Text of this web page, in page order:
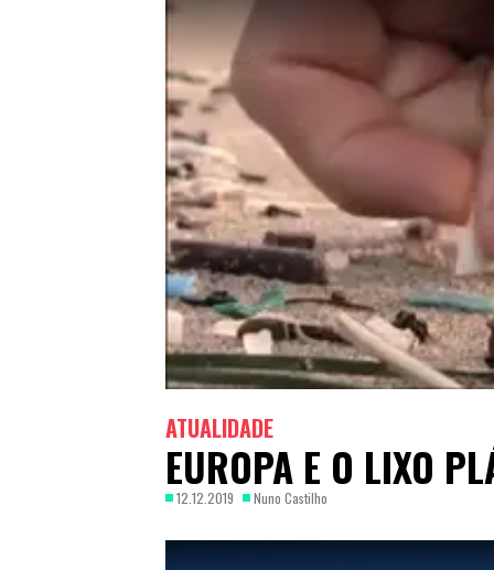
ATUALIDADE
EUROPA E O LIXO
12.12.2019 Nuno Castilho